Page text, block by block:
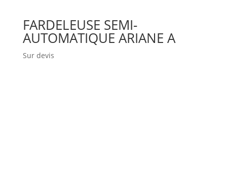
FARDELEUSE SEMI-
AUTOMATIQUE ARIANE A
Sur devis